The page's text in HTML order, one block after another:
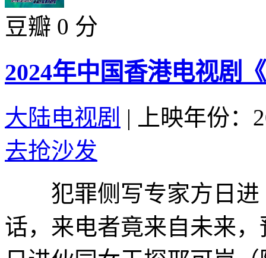
豆瓣 0 分
2024年中国香港电视剧
大陆电视剧 |
上映年份：
去抢沙发
犯罪侧写专家方日进
话，来电者竟来自未来